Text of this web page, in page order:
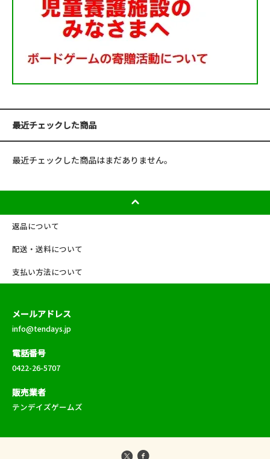
最近チェックした商品
最近チェックした商品はまだありません。
返品について
配送・送料について
支払い方法について
メールアドレス
info@tendays.jp
電話番号
0422-26-5707
販売業者
テンデイズゲームズ